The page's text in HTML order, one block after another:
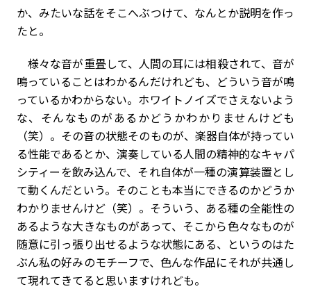
か、みたいな話をそこへぶつけて、なんとか説明を作っ
たと。
様々な音が重畳して、人間の耳には相殺されて、音が
鳴っていることはわかるんだけれども、どういう音が鳴
っているかわからない。ホワイトノイズでさえないよう
な、そんなものがあるかどうかわかりませんけども
（笑）。その音の状態そのものが、楽器自体が持ってい
る性能であるとか、演奏している人間の精神的なキャパ
シティーを飲み込んで、それ自体が一種の演算装置とし
て動くんだという。そのことも本当にできるのかどうか
わかりませんけど（笑）。そういう、ある種の全能性の
あるような大きなものがあって、そこから色々なものが
随意に引っ張り出せるような状態にある、というのはた
ぶん私の好みのモチーフで、色んな作品にそれが共通し
て現れてきてると思いますけれども。